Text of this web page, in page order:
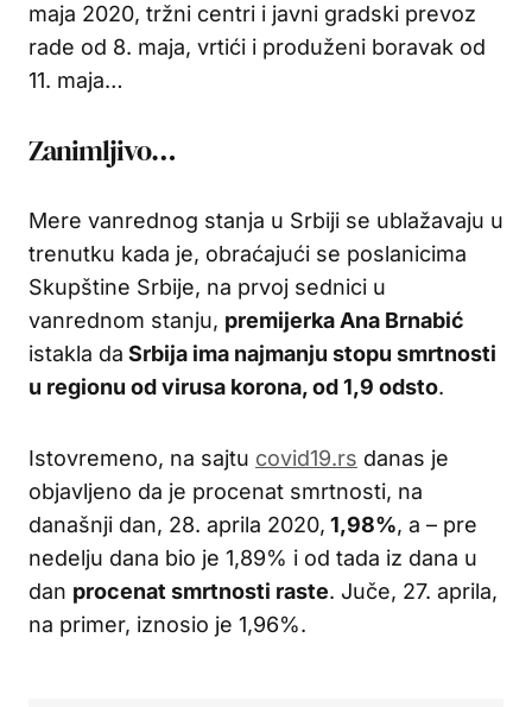
maja 2020, tržni centri i javni gradski prevoz
rade od 8. maja, vrtići i produženi boravak od
11. maja…
Zanimljivo…
Mere vanrednog stanja u Srbiji se ublažavaju u
trenutku kada je, obraćajući se poslanicima
Skupštine Srbije, na prvoj sednici u
vanrednom stanju, premijerka Ana Brnabić
istakla da Srbija ima najmanju stopu smrtnosti
u regionu od virusa korona, od 1,9 odsto.
Istovremeno, na sajtu covid19.rs danas je
objavljeno da je procenat smrtnosti, na
današnji dan, 28. aprila 2020, 1,98%, a – pre
nedelju dana bio je 1,89% i od tada iz dana u
dan procenat smrtnosti raste. Juče, 27. aprila,
na primer, iznosio je 1,96%.